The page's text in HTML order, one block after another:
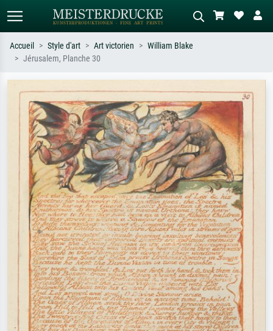
Recherchez par artiste, titre ou style –
ex. Monet, Nuit étoilée,
impressionnisme, vague de Hokusai,
nu.
Décrivez la scène – ex. prairie verte,
abstrait avec beaucoup de rouge,
tableau sombre, nu debout près d'un
arbre.
Accueil Style d'art Art victorien
William Blake
Jérusalem, Planche 30